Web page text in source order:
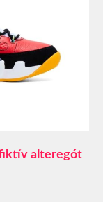
fiktív alteregót